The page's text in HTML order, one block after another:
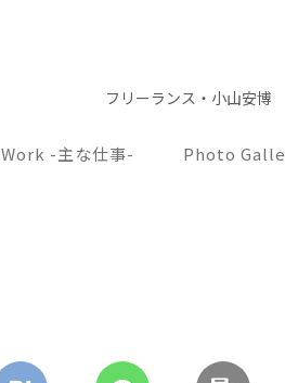
フリーランス・小山安博
-主な仕事- Photo